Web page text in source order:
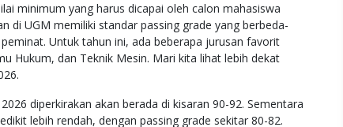
minimum yang harus dicapai oleh calon mahasiswa
di UGM memiliki standar passing grade yang berbeda-
Untuk tahun ini, ada beberapa jurusan favorit
Hukum, dan Teknik Mesin. Mari kita lihat lebih dekat
diperkirakan akan berada di kisaran 90-92. Sementara
lebih rendah, dengan passing grade sekitar 80-82.